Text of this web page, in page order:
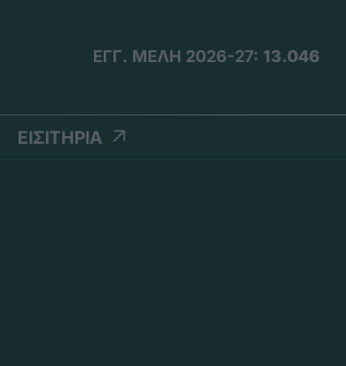
ΕΓΓ. ΜΕΛΗ 2026-27: 13.046
ΕΙΣΙΤΗΡΙΑ